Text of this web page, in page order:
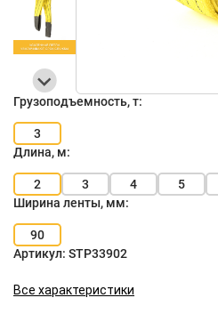
Грузоподъемность, т:
3
Длина, м:
2 3 4 5
Ширина ленты, мм:
90
Артикул: STP33902
Все характеристики